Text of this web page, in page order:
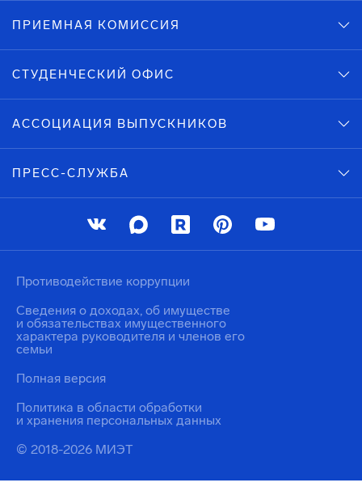
ПРИЕМНАЯ КОМИССИЯ
СТУДЕНЧЕСКИЙ ОФИС
АССОЦИАЦИЯ ВЫПУСКНИКОВ
ПРЕСС-СЛУЖБА
© 2018-2026 МИЭТ
Политика в области обработки
и хранения персональных данных
Противодействие коррупции
Сведения о доходах, об имуществе
и обязательствах имущественного
характера руководителя и членов его
семьи
Полная версия